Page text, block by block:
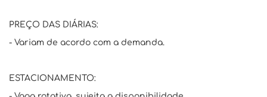
PREÇO DAS DIÁRIAS:
- Variam de acordo com a demanda.
ESTACIONAMENTO: